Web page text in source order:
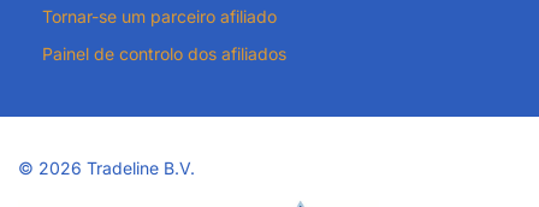
Tornar-se um parceiro afiliado
Painel de controlo dos afiliados
© 2026 Tradeline B.V.